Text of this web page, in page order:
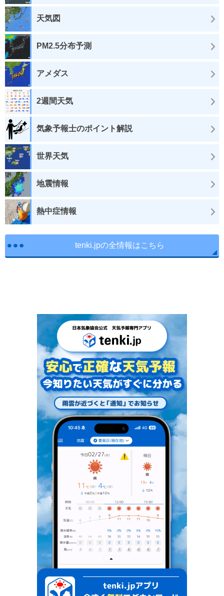
天気図
PM2.5分布予測
アメダス
2週間天気
気象予報士のポイント解説
世界天気
地震情報
熱中症情報
tenki.jpの全情報はこちら